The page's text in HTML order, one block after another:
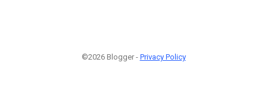
©2026 Blogger - Privacy Policy